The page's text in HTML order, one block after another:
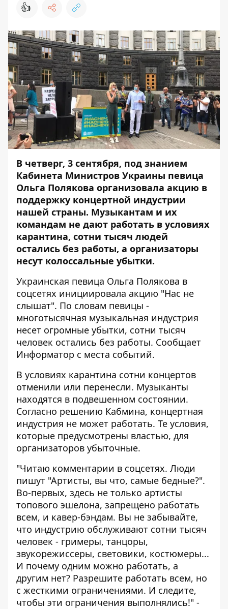
👍
В четверг, 3 сентября, под знанием
Кабинета Министров Украины певица
Ольга Полякова организовала акцию в
поддержку концертной индустрии
нашей страны. Музыкантам и их
командам не дают работать в условиях
карантина, сотни тысяч людей
остались без работы, а организаторы
несут колоссальные убытки.
Украинская певица Ольга Полякова в
соцсетях инициировала акцию "Нас не
слышат". По словам певицы -
многотысячная музыкальная индустрия
несет огромные убытки, сотни тысяч
человек остались без работы. Сообщает
Информатор с места событий.
В условиях карантина сотни концертов
отменили или перенесли. Музыканты
находятся в подвешенном состоянии.
Согласно решению Кабмина, концертная
индустрия не может работать. Те условия,
которые предусмотрены властью, для
организаторов убыточные.
"Читаю комментарии в соцсетях. Люди
пишут "Артисты, вы что, самые бедные?".
Во-первых, здесь не только артисты
топового эшелона, запрещено работать
всем, и кавер-бэндам. Вы не забывайте,
что индустрию обслуживают сотни тысяч
человек - гримеры, танцоры,
звукорежиссеры, световики, костюмеры...
И почему одним можно работать, а
другим нет? Разрешите работать всем, но
с жесткими ограничениями. И следите,
чтобы эти ограничения выполнялись!" -